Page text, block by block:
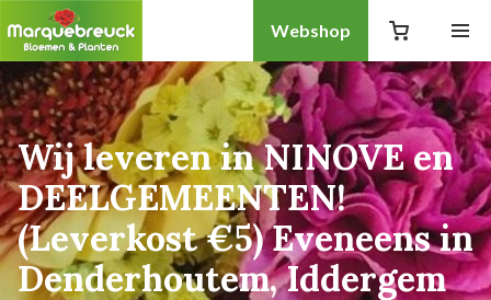
Webshop
Wij leveren in NINOVE en
DEELGEMEENTEN!
(Leverkost €5) Eveneens in
Denderhoutem, Iddergem